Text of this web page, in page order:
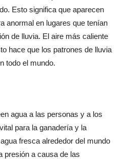
Esto significa que aparecen
anormal en lugares que tenían
de lluvia. El aire más caliente
hace que los patrones de lluvia
todo el mundo.
agua a las personas y a los
para la ganadería y la
fresca alrededor del mundo
presión a causa de las